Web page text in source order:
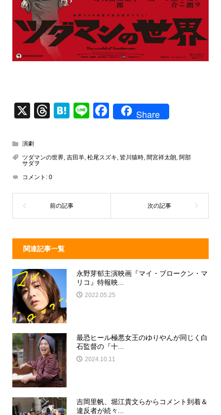
X
T
a
d
s
H
n
Li
F
e
o
k
Share
演劇
ツダマンの世界, 吉田羊, 松尾スズキ, 皆川猿時, 間宮祥太朗, 阿部
サダヲ
コメント: 0
関連記事一覧
永野芽郁主演映画『マイ・ブロークン・マ
リコ』特報映...
2022.05.25
最恐ヒール極悪女王のゆりやんが同じく白
石監督の『十...
2024.10.11
吉岡里帆、堀江貴文らからコメント到着＆
違反者が続々...